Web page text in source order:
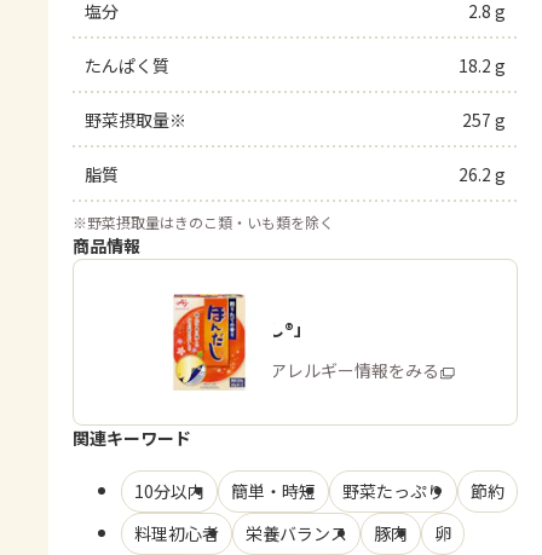
塩分 2.8 g
たんぱく質 18.2 g
野菜摂取量※ 257 g
脂質 26.2 g
※野菜摂取量はきのこ類・いも類を除く
商品情報
「ほんだし®」
商品・アレルギー情報をみる
関連キーワード
10分以内 簡単・時短 野菜たっぷり
節約
料理初心者
栄養バランス 豚肉
卵